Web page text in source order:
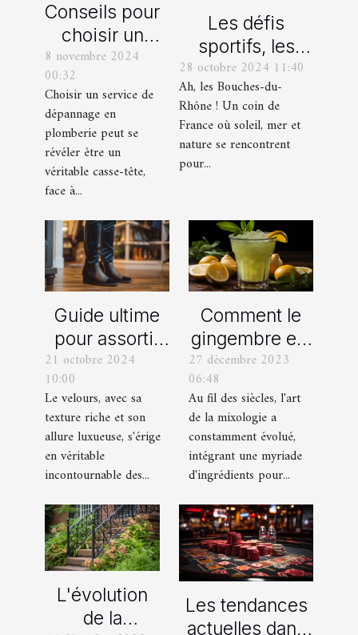
Conseils pour
choisir un
bon service
dépannage
en plomberie
8 novembre 2024
00:32
Choisir un service de
dépannage en
plomberie peut se
révéler être un
véritable casse-tête,
face à...
Les défis
sportifs, les
incontournables
de toute
organisation
d’EVG et EVJF
28 octobre 2024 11:40
Ah, les Bouches-du-
Rhône ! Un coin de
France où soleil, mer et
nature se rencontrent
pour...
Guide ultime
pour assortir
vos
chaussures
avec des
pantalons en
velours
21 octobre 2024
10:00
Le velours, avec sa
texture riche et son
allure luxueuse, s'érige
en véritable
incontournable des...
Comment le
gingembre est
devenu un
ingrédient clé
dans la
mixologie
moderne
27 décembre 2023
06:48
Au fil des siècles, l'art
de la mixologie a
constamment évolué,
intégrant une myriade
d'ingrédients pour...
L'évolution
de la
Les tendances
actuelles dans